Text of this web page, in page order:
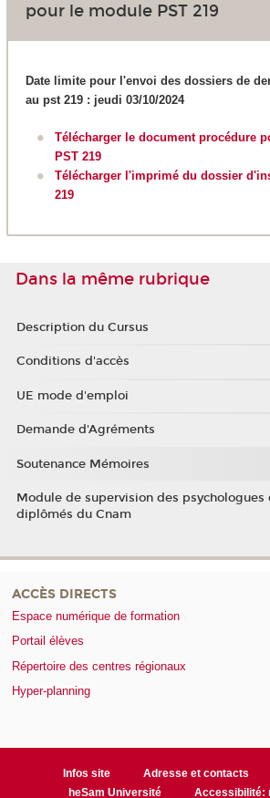
pour le module PST 219
Date limite pour l'envoi des dossiers de
au pst 219 : jeudi 03/10/2024
Télécharger le document procédure
PST 219
Télécharger l'imprimé du dossier
219
Dans la même rubrique
Description du Cursus
Conditions d'accès
UE mode d'emploi
Demande d'Agréments
Soutenance Mémoires
Module de supervision des psychologues
diplômés du Cnam
ACCÈS DIRECTS
Espace numérique de formation
Portail élèves
Répertoire des centres régionaux
Hyper-planning
Infos site Adresse et contacts
heSam Université
Accessibilité: